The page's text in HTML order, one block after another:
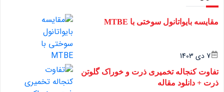
مقایسه بایواتانول سوختی با MTBE
7 دی 1403
تفاوت کنجاله تخمیری ذرت و خوراک گلوتن
ذرت + دانلود مقاله